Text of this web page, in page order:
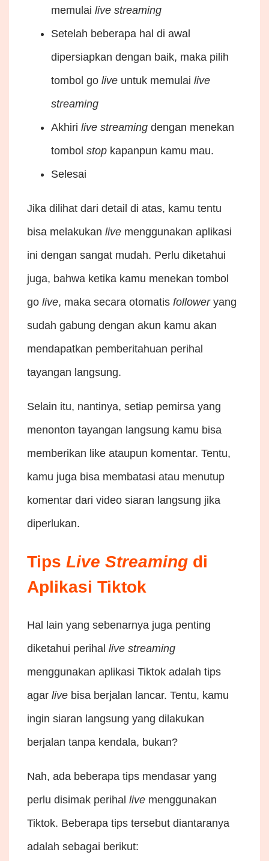
memulai live streaming
Setelah beberapa hal di awal
dipersiapkan dengan baik, maka pilih
tombol go live untuk memulai live
streaming
Akhiri live streaming dengan menekan
tombol stop kapanpun kamu mau.
Selesai
Jika dilihat dari detail di atas, kamu tentu
bisa melakukan live menggunakan aplikasi
ini dengan sangat mudah. Perlu diketahui
juga, bahwa ketika kamu menekan tombol
go live, maka secara otomatis followeryang
sudah gabung dengan akun kamu akan
mendapatkan pemberitahuan perihal
tayangan langsung.
Selain itu, nantinya, setiap pemirsa yang
menonton tayangan langsung kamu bisa
memberikan like ataupun komentar. Tentu,
kamu juga bisa membatasi atau menutup
komentar dari video siaran langsung jika
diperlukan.
Tips Live Streaming di
Aplikasi Tiktok
Hal lain yang sebenarnya juga penting
diketahui perihal live streaming
menggunakan aplikasi Tiktok adalah tips
agar live bisa berjalan lancar. Tentu, kamu
ingin siaran langsung yang dilakukan
berjalan tanpa kendala, bukan?
Nah, ada beberapa tips mendasar yang
perlu disimak perihal live menggunakan
Tiktok. Beberapa tips tersebut diantaranya
adalah sebagai berikut: